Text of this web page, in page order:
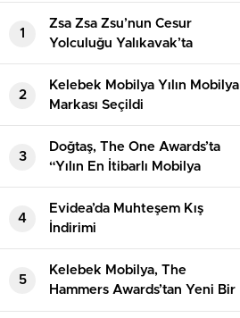
1
Zsa Zsa Zsu’nun Cesur
Yolculuğu Yalıkavak’ta
Büyüyor
2
Kelebek Mobilya Yılın Mobilya
Markası Seçildi
3
Doğtaş, The One Awards’ta
“Yılın En İtibarlı Mobilya
Markası” Seçildi
4
Evidea’da Muhteşem Kış
İndirimi
5
Kelebek Mobilya, The
Hammers Awards’tan Yeni Bir
Ödülle Dönüyor